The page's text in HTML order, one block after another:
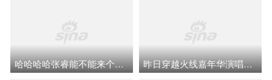
哈哈哈哈张睿能不能来个震撼哥和枯叶蝶 昨日穿越火线嘉年华演唱返图来啦